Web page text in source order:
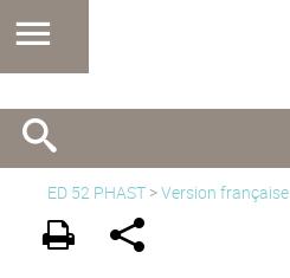
ED 52 PHAST >Version française